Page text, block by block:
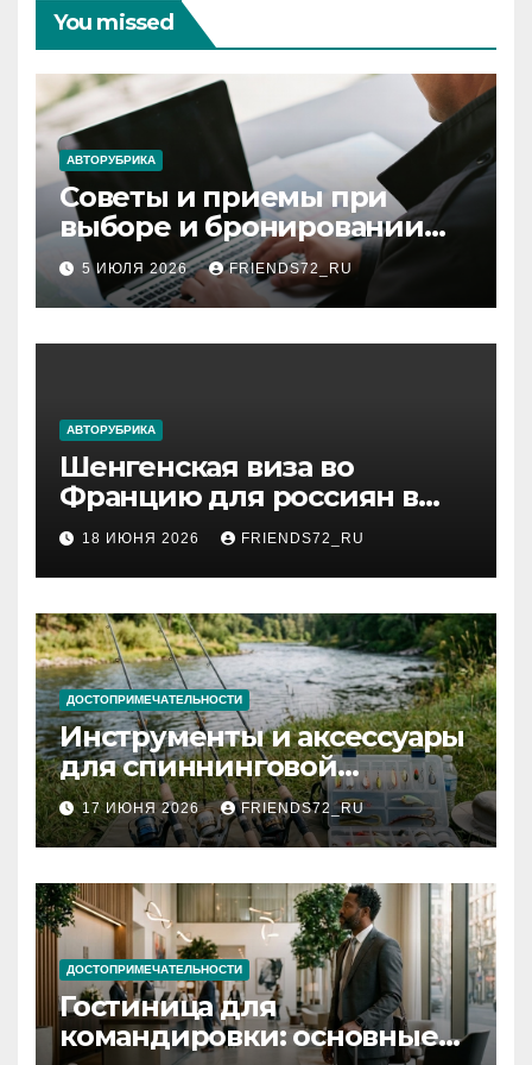
You missed
АВТОРУБРИКА
Советы и приемы при
выборе и бронировании
авиабилетов
5 ИЮЛЯ 2026 FRIENDS72_RU
АВТОРУБРИКА
Шенгенская виза во
Францию для россиян в
2026 году: сроки от 3 дней
и список необходимых
документов
18 ИЮНЯ 2026 FRIENDS72_RU
ДОСТОПРИМЕЧАТЕЛЬНОСТИ
Инструменты и аксессуары
для спиннинговой
рыбалки: назначение и
типы
17 ИЮНЯ 2026 FRIENDS72_RU
ДОСТОПРИМЕЧАТЕЛЬНОСТИ
Гостиница для
командировки: основные